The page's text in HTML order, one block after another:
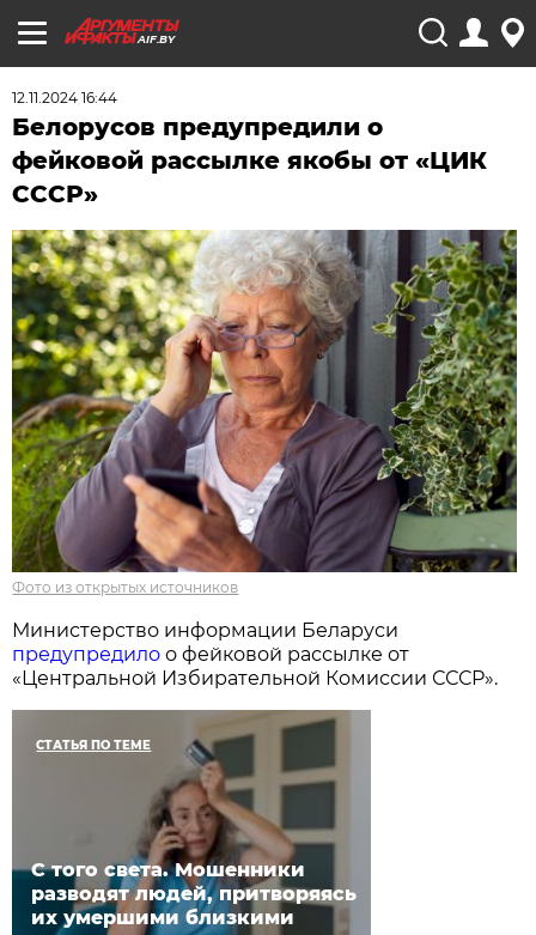
AIF.BY
12.11.2024 16:44
Белорусов предупредили о
фейковой рассылке якобы от «ЦИК
СССР»
Фото из открытых источников
Министерство информации Беларуси
предупредило о фейковой рассылке от
«Центральной Избирательной Комиссии СССР».
СТАТЬЯ ПО ТЕМЕ
С того света. Мошенники
разводят людей, притворяясь
их умершими близкими